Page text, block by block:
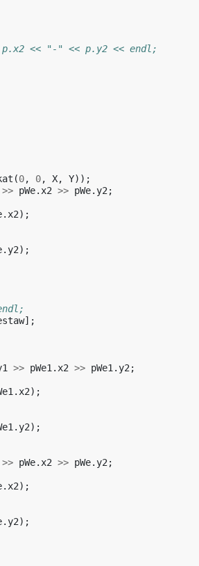
<< "-" << p.y2 << endl;
(0, 0, X, Y));
>> pWe. x2 >> pWe.y2 ;
. x2);
.y2);
];
>> pWe1 . x2 >> pWe1 .y2 ;
. x2);
.y2);
>> pWe. x2 >> pWe.y2 ;
. x2);
.y2);